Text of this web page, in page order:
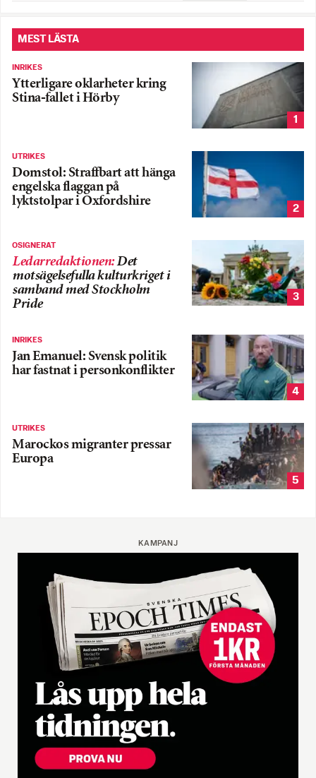
MEST LÄSTA
INRIKES
Ytterligare oklarheter kring
Stina-fallet i Hörby
1
UTRIKES
Domstol: Straffbart att hänga
engelska flaggan på
lyktstolpar i Oxfordshire
2
OSIGNERAT
Ledarredaktionen:Det
motsägelsefulla kulturkriget i
samband med Stockholm
Pride
3
INRIKES
Jan Emanuel: Svensk politik
har fastnat i personkonflikter
4
UTRIKES
Marockos migranter pressar
Europa
5
KAMPANJ